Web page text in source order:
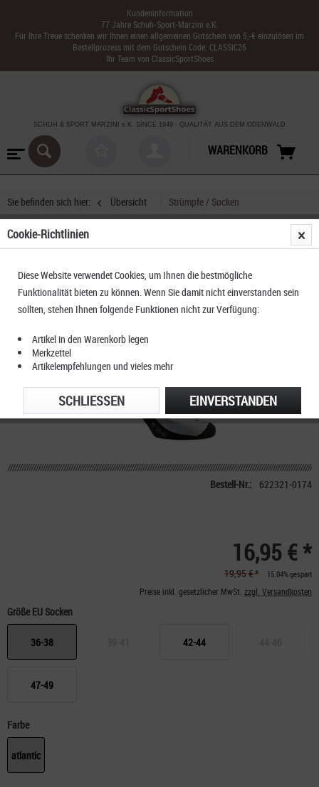
Kundeninformation
77 Jahre Schuh-Sport-Marzini e.K.
Für Ihre Treue schenken wir Ihnen einen allgemeinen Gutschein von 5,-€ einzulösen im
Bestellprozess mit dem Gutschein Code: CLASSIC26
Ihr Team von ClassicSportShoes
SCHUH & SPORT MARZINI e.K. SINCE 1949 - QUALITÄT AUS DEM ODENWALD
WARENKORB
Sie befinden sich hier: Übersicht Strümpfe / Socken
Bestell-Nr.: 622321-0174
16,95 € *
19,95 € * 15.04% gespart
Preise inkl. gesetzlicher MwSt. zzgl. Versandkosten
Größe EU Socken
36-38 42-44
47-49
Farbe
atlantic
Cookie-Richtlinien
Diese Website verwendet Cookies, um Ihnen die bestmögliche
Funktionalität bieten zu können. Wenn Sie damit nicht einverstanden sein
sollten, stehen Ihnen folgende Funktionen nicht zur Verfügung:
Artikel in den Warenkorb legen
Merkzettel
Artikelempfehlungen und vieles mehr
EINVERSTANDEN
SCHLIESSEN